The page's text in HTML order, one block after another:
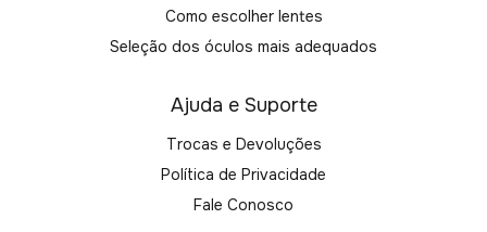
Como escolher lentes
Seleção dos óculos mais adequados
Ajuda e Suporte
Trocas e Devoluções
Política de Privacidade
Fale Conosco